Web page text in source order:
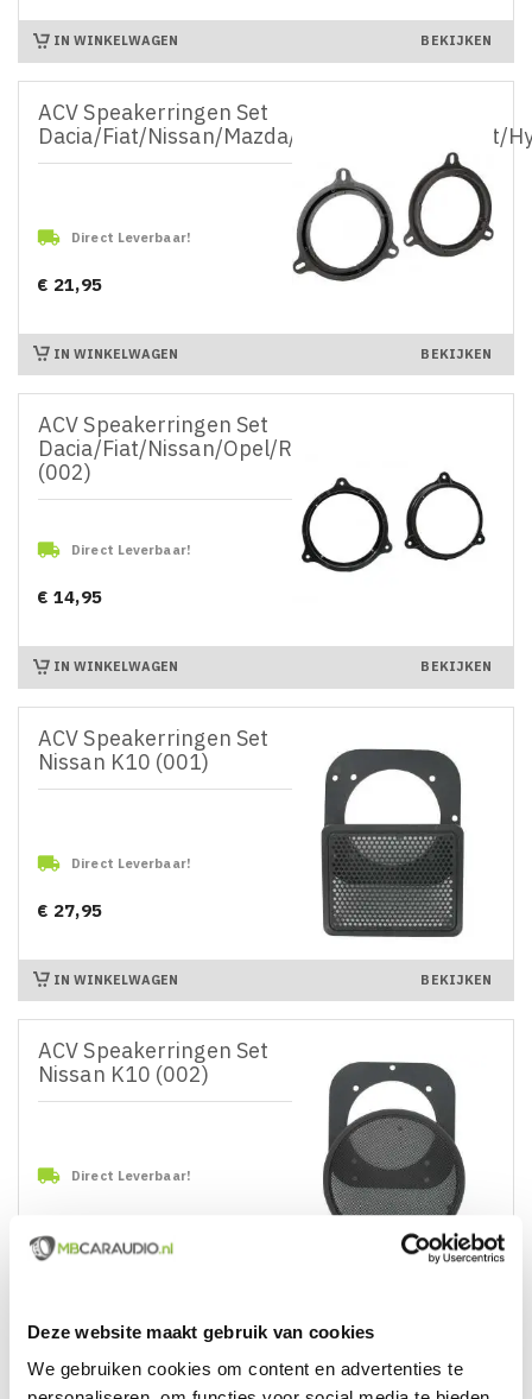
Deze website maakt gebruik van cookies
We gebruiken cookies om content en advertenties te
IN WINKELWAGEN BEKIJKEN
ACV Speakerringen Set
Dacia/Fiat/Nissan/Mazda/Opel/Renault/Smart/
 Direct Leverbaar!
Prijs
€ 21,95
IN WINKELWAGEN BEKIJKEN
ACV Speakerringen Set
Dacia/Fiat/Nissan/Opel/Renault/Smart
(002)
 Direct Leverbaar!
Prijs
€ 14,95
IN WINKELWAGEN BEKIJKEN
ACV Speakerringen Set
Nissan K10 (001)
 Direct Leverbaar!
Prijs
€ 27,95
IN WINKELWAGEN BEKIJKEN
ACV Speakerringen Set
Nissan K10 (002)
 Direct Leverbaar!
ACV Speakerringen Set
Nissan Micra